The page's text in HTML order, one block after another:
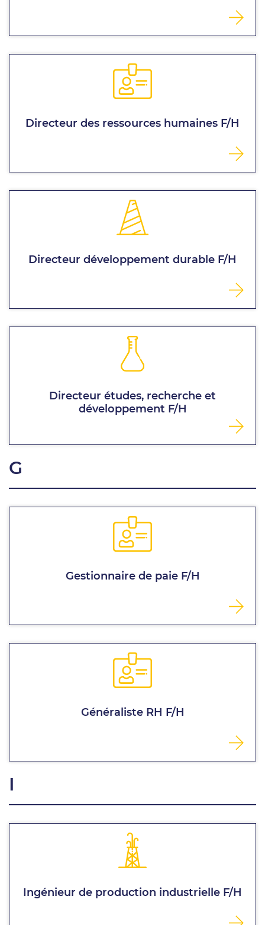
Directeur des ressources humaines F/H
Directeur développement durable F/H
Directeur études, recherche et
développement F/H
G
Gestionnaire de paie F/H
Généraliste RH F/H
I
Ingénieur de production industrielle F/H